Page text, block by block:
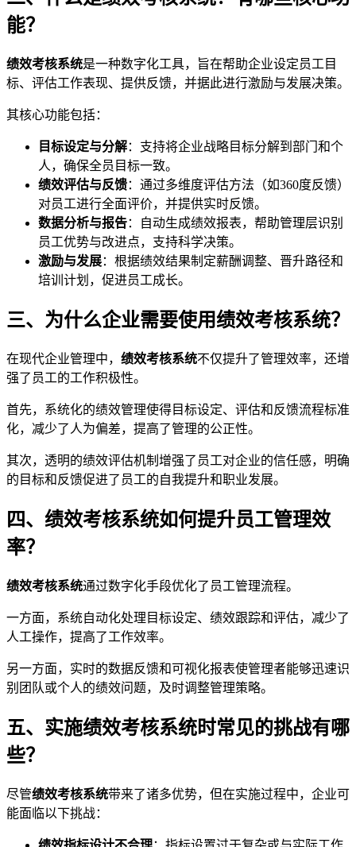
能？
绩效考核系统是一种数字化工具，旨在帮助企业设定员工目
标、评估工作表现、提供反馈，并据此进行激励与发展决策。
其核心功能包括：
目标设定与分解：支持将企业战略目标分解到部门和个
人，确保全员目标一致。
绩效评估与反馈：通过多维度评估方法（如360度反馈）
对员工进行全面评价，并提供实时反馈。
数据分析与报告：自动生成绩效报表，帮助管理层识别
员工优势与改进点，支持科学决策。
激励与发展：根据绩效结果制定薪酬调整、晋升路径和
培训计划，促进员工成长。
三、为什么企业需要使用绩效考核系统？
在现代企业管理中， 绩效考核系统不仅提升了管理效率，还增
强了员工的工作积极性。
首先，系统化的绩效管理使得目标设定、评估和反馈流程标准
化，减少了人为偏差，提高了管理的公正性。
其次，透明的绩效评估机制增强了员工对企业的信任感，明确
的目标和反馈促进了员工的自我提升和职业发展。
四、绩效考核系统如何提升员工管理效
率？
绩效考核系统通过数字化手段优化了员工管理流程。
一方面，系统自动化处理目标设定、绩效跟踪和评估，减少了
人工操作，提高了工作效率。
另一方面，实时的数据反馈和可视化报表使管理者能够迅速识
别团队或个人的绩效问题，及时调整管理策略。
五、实施绩效考核系统时常见的挑战有哪
些？
尽管绩效考核系统带来了诸多优势，但在实施过程中，企业可
能面临以下挑战：